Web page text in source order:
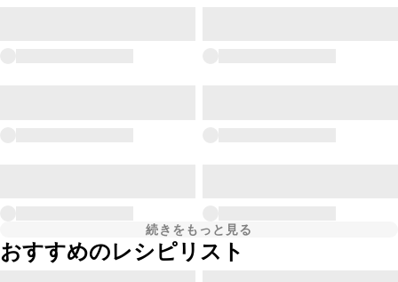
続きをもっと見る
おすすめのレシピリスト